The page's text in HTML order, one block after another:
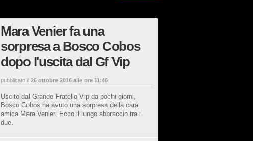
Mara Venier fa una
sorpresa a Bosco Cobos
dopo l'uscita dal Gf Vip
pubblicato il 26 ottobre 2016 alle ore 11:46
Uscito dal Grande Fratello Vip da pochi giorni,
Bosco Cobos ha avuto una sorpresa della cara
amica Mara Venier. Ecco il lungo abbraccio tra i
due.